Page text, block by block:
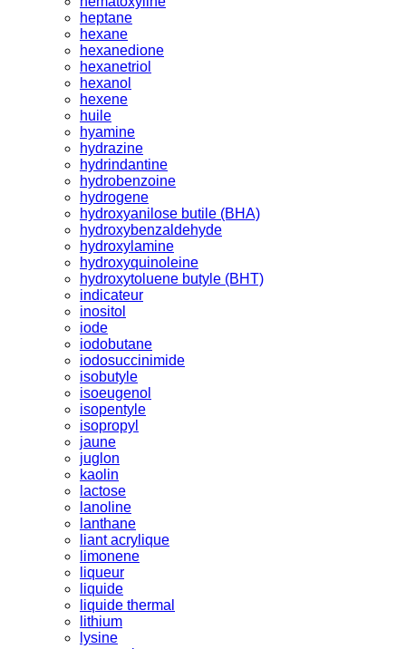
heptane
hexane
hexanedione
hexanetriol
hexanol
hexene
huile
hyamine
hydrazine
hydrindantine
hydrobenzoine
hydrogene
hydroxyanilose butile (BHA)
hydroxybenzaldehyde
hydroxylamine
hydroxyquinoleine
hydroxytoluene butyle (BHT)
indicateur
inositol
iode
iodobutane
iodosuccinimide
isobutyle
isoeugenol
isopentyle
isopropyl
jaune
juglon
kaolin
lactose
lanoline
lanthane
liant acrylique
limonene
liqueur
liquide
liquide thermal
lithium
lysine